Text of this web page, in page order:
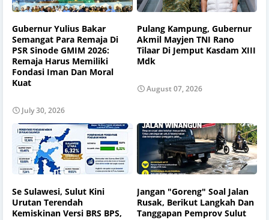
Gubernur Yulius Bakar
Semangat Para Remaja Di
PSR Sinode GMIM 2026:
Remaja Harus Memiliki
Fondasi Iman Dan Moral
Kuat
July 30, 2026
Pulang Kampung, Gubernur
Akmil Mayjen TNI Rano
Tilaar Di Jemput Kasdam XIII
Mdk
August 07, 2026
Se Sulawesi, Sulut Kini
Urutan Terendah
Kemiskinan Versi BRS BPS,
Jangan "Goreng" Soal Jalan
Rusak, Berikut Langkah Dan
Tanggapan Pemprov Sulut